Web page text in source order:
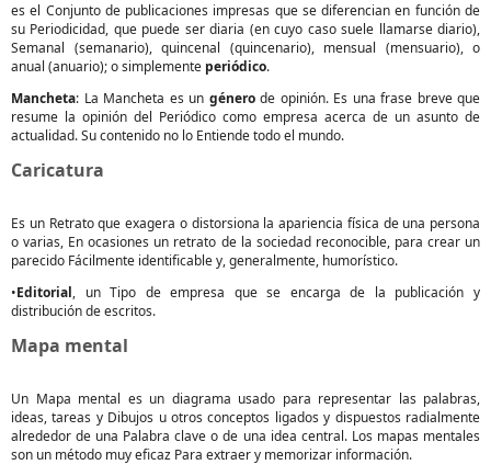
es el Conjunto de publicaciones impresas que se diferencian en función de
su Periodicidad, que puede ser diaria (en cuyo caso suele llamarse diario),
Semanal (semanario), quincenal (quincenario), mensual (mensuario), o
anual (anuario); o simplemente periódico.
Mancheta: La Mancheta es un génerode opinión. Es una frase breve que
resume la opinión del Periódico como empresa acerca de un asunto de
actualidad. Su contenido no lo Entiende todo el mundo.
Caricatura
Es un Retrato que exagera o distorsiona la apariencia física de una persona
o varias, En ocasiones un retrato de la sociedad reconocible, para crear un
parecido Fácilmente identificable y, generalmente, humorístico.
•Editorial, un Tipo de empresa que se encarga de la publicación y
distribución de escritos.
Mapa mental
Un Mapa mental es un diagrama usado para representar las palabras,
ideas, tareas y Dibujos u otros conceptos ligados y dispuestos radialmente
alrededor de una Palabra clave o de una idea central. Los mapas mentales
son un método muy eficaz Para extraer y memorizar información.